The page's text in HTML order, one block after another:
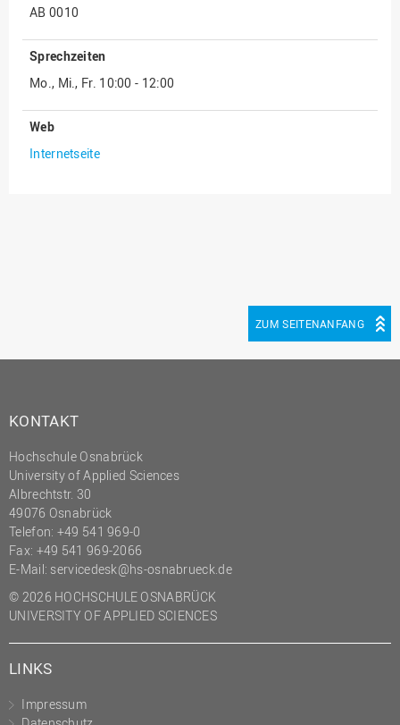
IT Service Center
Kommunikation und
Marketing
LearningCenter
Nachhaltigkeit
Personal
Science to Business GmbH
Studierendensekretariat
Studium und Lehre
Transfer- und
Innovationsmanagement
AB 0010
Sprechzeiten
Mo., Mi., Fr. 10:00 - 12:00
Web
Internetseite
ZUM SEITENANFANG
KONTAKT
Hochschule Osnabrück
University of Applied Sciences
Albrechtstr. 30
49076 Osnabrück
Telefon: +49 541 969-0
Fax: +49 541 969-2066
E-Mail: servicedesk@hs-osnabrueck.de
© 2026 HOCHSCHULE OSNABRÜCK
UNIVERSITY OF APPLIED SCIENCES
LINKS
Impressum